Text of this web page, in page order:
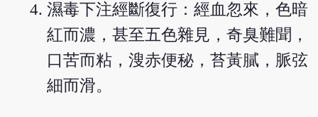
濕毒下注經斷復行：經血忽來，色暗
紅而濃，甚至五色雜見，奇臭難聞，
口苦而粘，溲赤便秘，苔黃膩，脈弦
細而滑。